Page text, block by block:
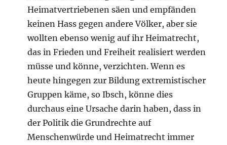
Heimatvertriebenen säen und empfänden
keinen Hass gegen andere Völker, aber sie
wollten ebenso wenig auf ihr Heimatrecht,
das in Frieden und Freiheit realisiert werden
müsse und könne, verzichten. Wenn es
heute hingegen zur Bildung extremistischer
Gruppen käme, so Ibsch, könne dies
durchaus eine Ursache darin haben, dass in
der Politik die Grundrechte auf
Menschenwürde und Heimatrecht immer